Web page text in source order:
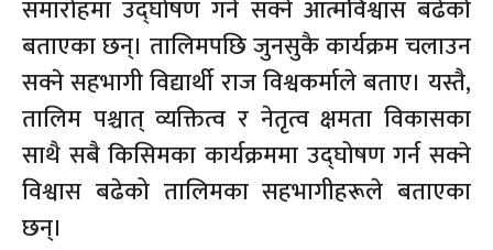
समारोहमा उद्घोषण गर्न सक्ने आत्मविश्वास बढेको
बताएका छन्। तालिमपछि जुनसुकै कार्यक्रम चलाउन
सक्ने सहभागी विद्यार्थी राज विश्वकर्माले बताए। यस्तै,
तालिम पश्चात् व्यक्तित्व र नेतृत्व क्षमता विकासका
साथै सबै किसिमका कार्यक्रममा उद्घोषण गर्न सक्ने
विश्वास बढेको तालिमका सहभागीहरूले बताएका
छन्।